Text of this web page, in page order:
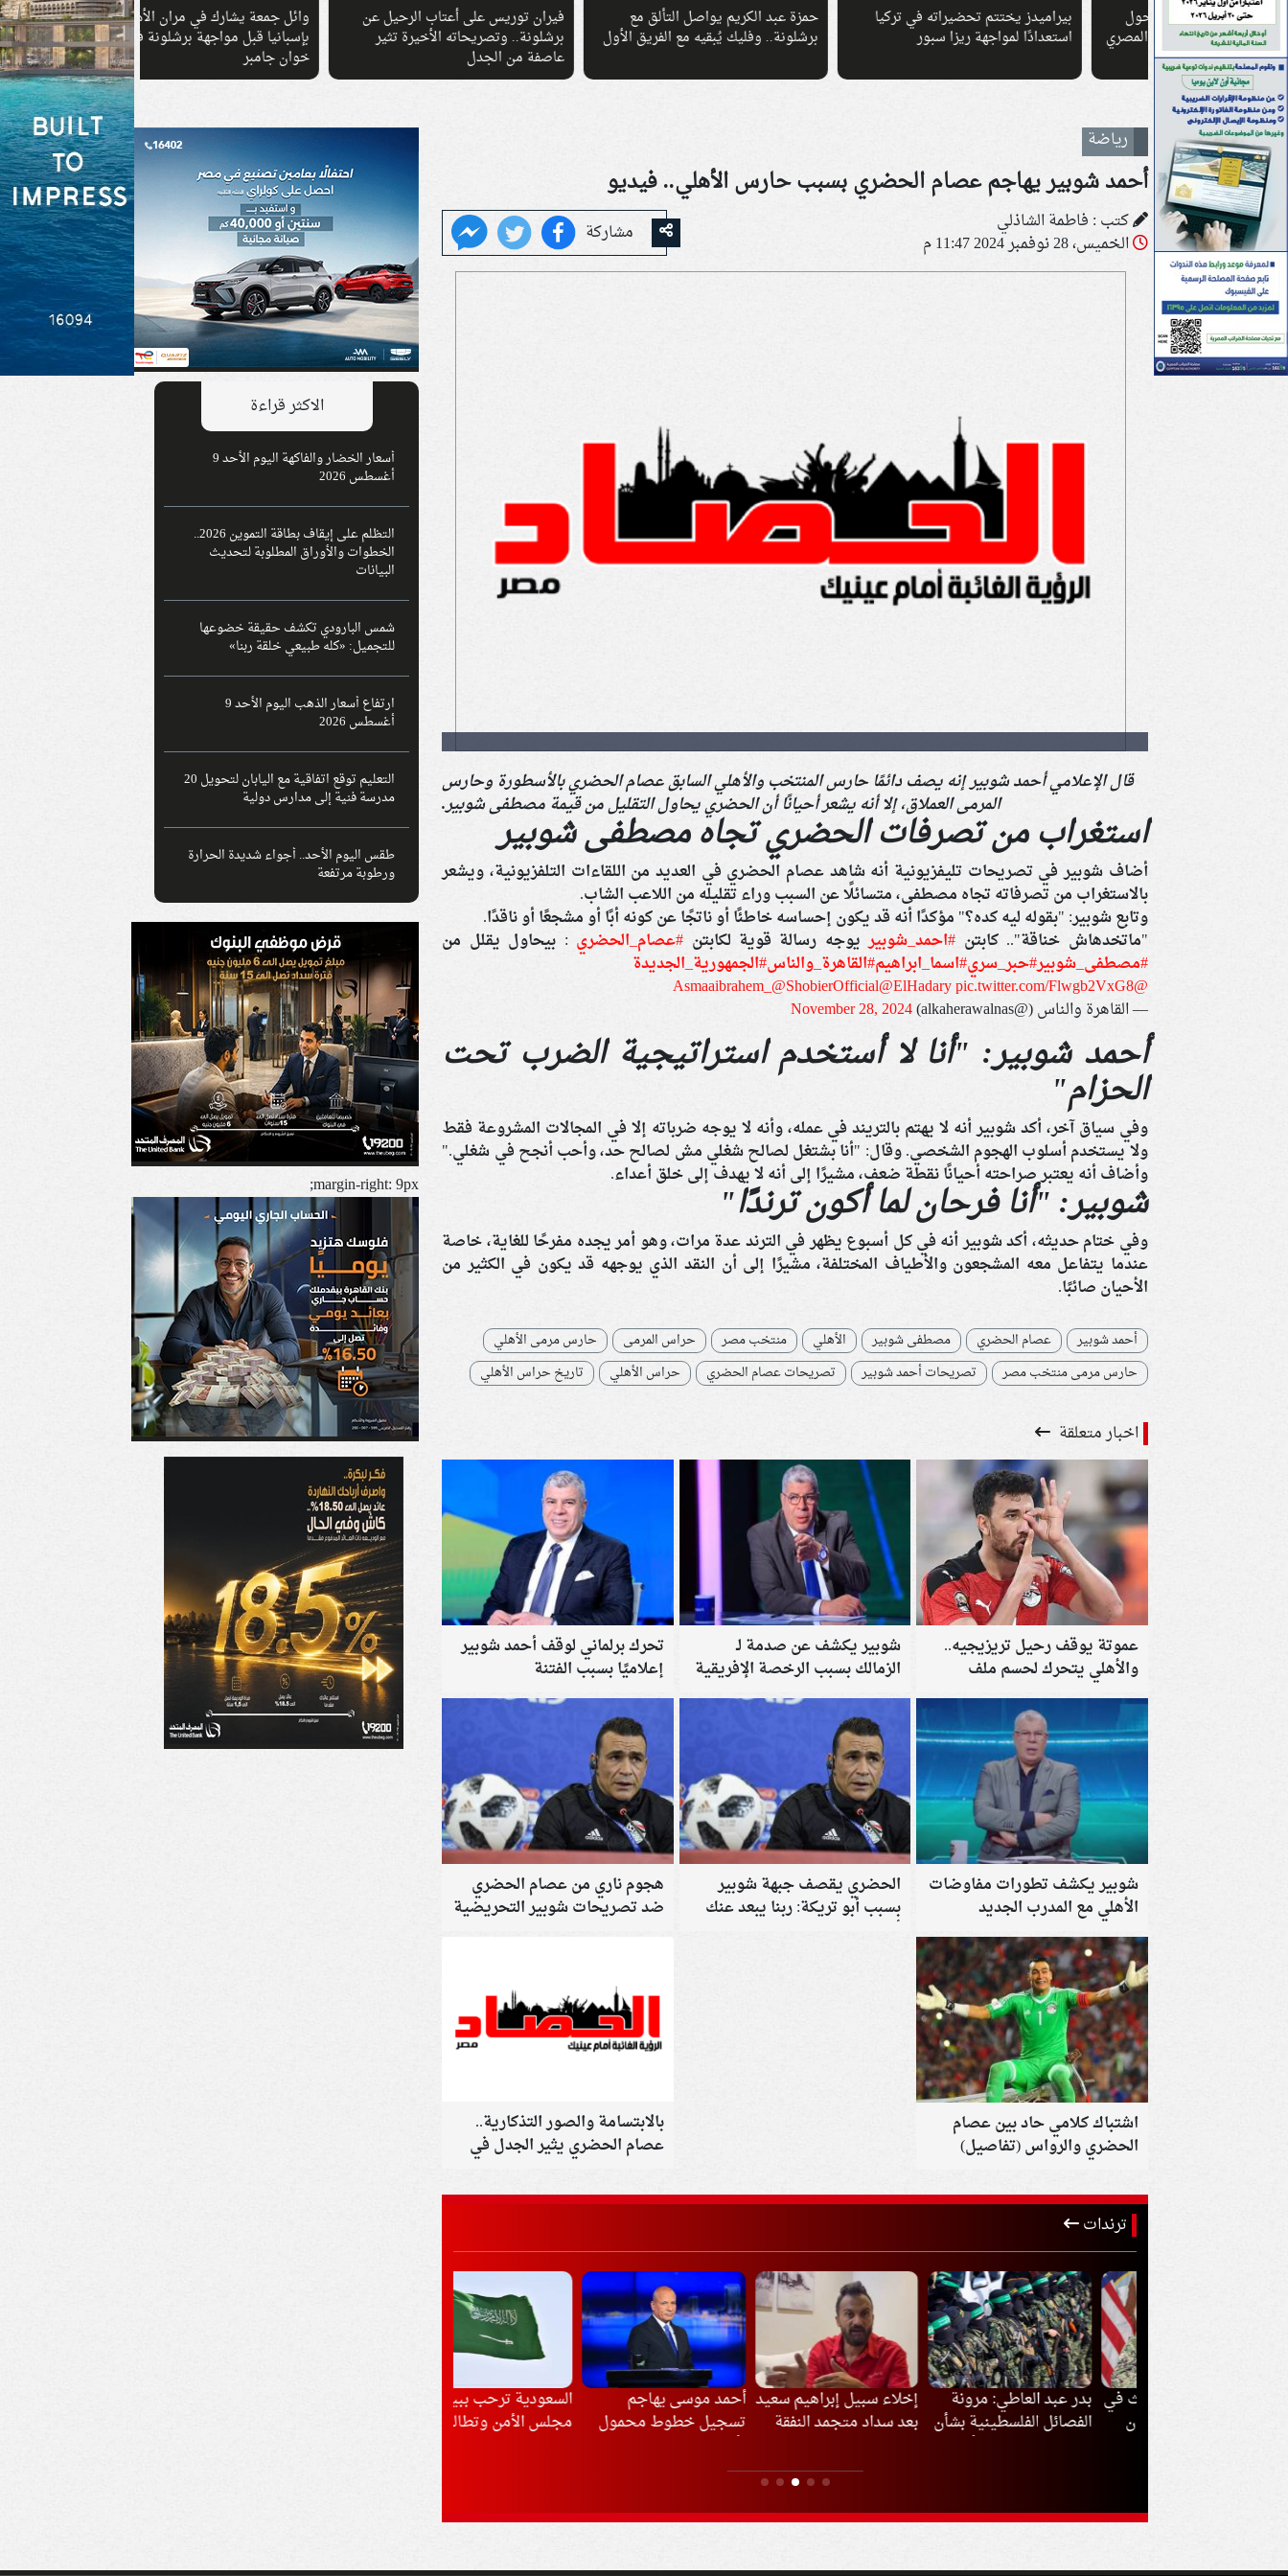
الجدل حول
في الدوري المصري
بيراميدز يختتم تحضيراته في تركيا
استعدادًا لمواجهة ريزا سبور
حمزة عبد الكريم يواصل التألق مع
برشلونة.. وفليك يُبقيه مع الفريق الأول
فيران توريس على أعتاب الرحيل عن
برشلونة.. وتصريحاته الأخيرة تثير
عاصفة من الجدل
وائل جمعة يشارك في مران الأهلي
بإسبانيا قبل مواجهة برشلونة في كأس
خوان جامبر
هل تشتري الذهب أم
الأسعار؟
رياضة
أحمد شوبير يهاجم عصام الحضري بسبب حارس الأهلي.. فيديو
كتب : فاطمة الشاذلي
الخميس، 28 نوفمبر 2024 11:47 م
مشاركة
قال الإعلامي أحمد شوبير إنه يصف دائمًا حارس المنتخب والأهلي السابق عصام الحضري بالأسطورة وحارس
المرمى العملاق، إلا أنه يشعر أحيانًا أن الحضري يحاول التقليل من قيمة مصطفى شوبير.
استغراب من تصرفات الحضري تجاه مصطفى شوبير
أضاف شوبير في تصريحات تليفزيونية أنه شاهد عصام الحضري في العديد من اللقاءات التلفزيونية، ويشعر
بالاستغراب من تصرفاته تجاه مصطفى، متسائلًا عن السبب وراء تقليله من اللاعب الشاب.
وتابع شوبير: "بقوله ليه كده؟" مؤكدًا أنه قد يكون إحساسه خاطئًا أو ناتجًا عن كونه أبًا أو مشجعًا أو ناقدًا.
"ماتخدهاش خناقة".. كابتن #احمد_شوبيريوجه رسالة قوية لكابتن #عصام_الحضري : بيحاول يقلل من
#مصطفى_شوبير#حبر_سري#اسما_ابراهيم#القاهرة_والناس#الجمهورية_الجديدة
@Asmaaibrahem_
@ShobierOfficial@ElHadarypic.twitter.com/Flwgb2VxG8
— القاهرة والناس (@alkaherawalnas)
November 28, 2024
أحمد شوبير: "أنا لا أستخدم استراتيجية الضرب تحت
الحزام"
وفي سياق آخر، أكد شوبير أنه لا يهتم بالتريند في عمله، وأنه لا يوجه ضرباته إلا في المجالات المشروعة فقط
ولا يستخدم أسلوب الهجوم الشخصي. وقال: "أنا بشتغل لصالح شغلي مش لصالح حد، وأحب أنجح في شغلي."
وأضاف أنه يعتبر صراحته أحيانًا نقطة ضعف، مشيرًا إلى أنه لا يهدف إلى خلق أعداء.
شوبير: "أنا فرحان لما أكون ترندًا"
وفي ختام حديثه، أكد شوبير أنه في كل أسبوع يظهر في الترند عدة مرات، وهو أمر يجده مفرحًا للغاية، خاصة
عندما يتفاعل معه المشجعون والأطياف المختلفة، مشيرًا إلى أن النقد الذي يوجهه قد يكون في الكثير من
الأحيان صائبًا.
أحمد شوبير عصام الحضري مصطفى شوبير الأهلي منتخب مصر حراس المرمى
حارس مرمى الأهلي
حارس مرمى منتخب مصر
تصريحات أحمد شوبير تصريحات عصام الحضري حراس الأهلي تاريخ حراس الأهلي
اخبار متعلقة
عموتة يوقف رحيل تريزيجيه..
والأهلي يتحرك لحسم ملف
تجديد عقود نجومه
شوبير يكشف عن صدمة لـ
الزمالك بسبب الرخصة الإفريقية
تحرك برلماني لوقف أحمد شوبير
إعلاميًا بسبب الفتنة
شوبير يكشف تطورات مفاوضات
الأهلي مع المدرب الجديد
الحضري يقصف جبهة شوبير
بسبب أبو تريكة: ربنا يبعد عنك
أصحاب 100 وش
هجوم ناري من عصام الحضري
ضد تصريحات شوبير التحريضية
اشتباك كلامي حاد بين عصام
الحضري والرواس (تفاصيل)
بالابتسامة والصور التذكارية..
عصام الحضري يثير الجدل في
ترندات
بدر عبد العاطي: مرونة
الفصائل الفلسطينية بشأن
إخلاء سبيل إبراهيم سعيد
بعد سداد متجمد النفقة
أحمد موسى يهاجم
تسجيل خطوط محمول
بأسماء المواطنين
السعودية ترحب ببيان
مجلس الأمن وتطالب
الاكثر قراءة
أسعار الخضار والفاكهة اليوم الأحد 9
أغسطس 2026
التظلم على إيقاف بطاقة التموين 2026..
الخطوات والأوراق المطلوبة لتحديث
البيانات
شمس البارودي تكشف حقيقة خضوعها
للتجميل: «كله طبيعي خلقة ربنا»
ارتفاع أسعار الذهب اليوم الأحد 9
أغسطس 2026
التعليم توقع اتفاقية مع اليابان لتحويل 20
مدرسة فنية إلى مدارس دولية
طقس اليوم الأحد.. أجواء شديدة الحرارة
ورطوبة مرتفعة
margin-right: 9px;